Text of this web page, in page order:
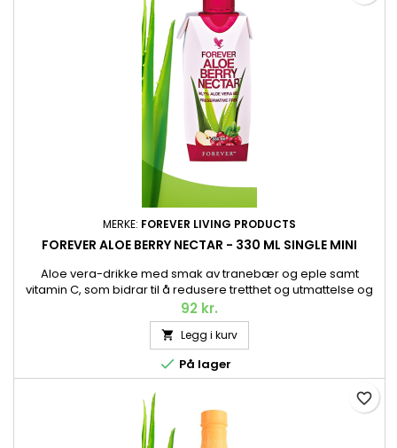
MERKE: FOREVER LIVING PRODUCTS
FOREVER ALOE BERRY NECTAR - 330 ML SINGLE MINI
Aloe vera-drikke med smak av tranebær og eple samt
vitamin C, som bidrar til å redusere tretthet og utmattelse og
til immunforsvarets normale funksjon En deilig versjon av vår
populære Aloe vera-drikke. Akkurat som originalen består
Forever Aloe Berry Nectar™ av den fineste innmaten fra
håndhøstet Aloe vera av høyeste kvalitet, høstet ved perfekt...
92 kr.
 Legg i kurv
 På lager
favorite_border